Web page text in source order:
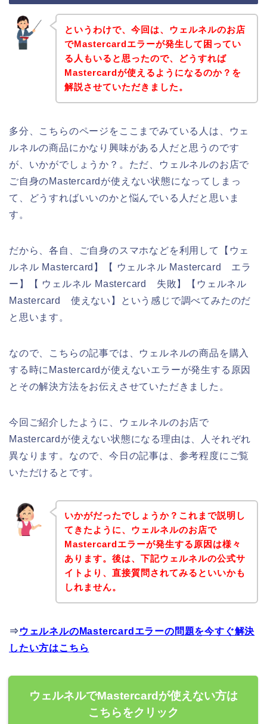
というわけで、今回は、ウェルネルのお店
でMastercardエラーが発生して困ってい
る人もいると思ったので、どうすれば
Mastercardが使えるようになるのか？を
解説させていただきました。
多分、こちらのページをここまでみている人は、ウェ
ルネルの商品にかなり興味がある人だと思うのです
が、いかがでしょうか？。ただ、ウェルネルのお店で
ご自身のMastercardが使えない状態になってしまっ
て、どうすればいいのかと悩んでいる人だと思いま
す。
だから、各自、ご自身のスマホなどを利用して【ウェ
ルネル Mastercard】【 ウェルネル Mastercard エラ
ー】【 ウェルネル Mastercard 失敗】【ウェルネル
Mastercard 使えない】という感じで調べてみたのだ
と思います。
なので、こちらの記事では、ウェルネルの商品を購入
する時にMastercardが使えないエラーが発生する原因
とその解決方法をお伝えさせていただきました。
今回ご紹介したように、ウェルネルのお店で
Mastercardが使えない状態になる理由は、人それぞれ
異なります。なので、今日の記事は、参考程度にご覧
いただけるとです。
いかがだったでしょうか？これまで説明し
てきたように、ウェルネルのお店で
Mastercardエラーが発生する原因は様々
あります。後は、下記ウェルネルの公式サ
イトより、直接質問されてみるといいかも
しれません。
⇒ ウェルネルのMastercardエラーの問題を今すぐ解決
したい方はこちら
ウェルネルでMastercardが使えない方は
こちらをクリック